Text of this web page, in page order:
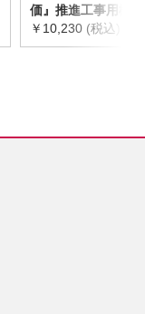
価』推進工事用機械
器具等基礎価格表
2026年度版
￥10,230 (税込)